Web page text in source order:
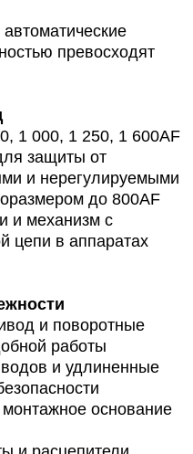
превосходят
1 000, 1 250, 1 600AF
защиты от
и нерегулируемыми
до 800AF
и механизм с
цепи в аппаратах
и поворотные
работы
и удлиненные
основание